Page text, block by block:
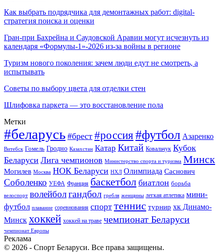
Как выбрать подрядчика для демонтажных работ: digital-
стратегия поиска и оценки
Гран-при Бахрейна и Саудовской Аравии могут исчезнуть из
календаря «Формулы-1»-2026 из-за войны в регионе
Туризм нового поколения: зачем люди едут не смотреть, а
испытывать
Советы по выбору цвета для отделки стен
Шлифовка паркета — это восстановление пола
Метки
#беларусь #брест #россия#футбол Азаренко
Витебск Гомель Гродно Казахстан Катар Китай Ковальчук Кубок
Беларуси Лига чемпионов Министерство спорта и туризма Минск
Могилев Москва НОК Беларуси НХЛ Олимпиада Саснович
Соболенко УЕФА Франция баскетбол биатлон борьба
велоспорт волейболгандбол гребля женщины легкая атлетика мини-
футбол плавание соревнования спорт теннис турнир хк Динамо-
Минск хоккей хоккей на траве чемпионат Беларуси
чемпионат Европы
Реклама
© 2026 - Спорт Беларуси. Все права защищены.